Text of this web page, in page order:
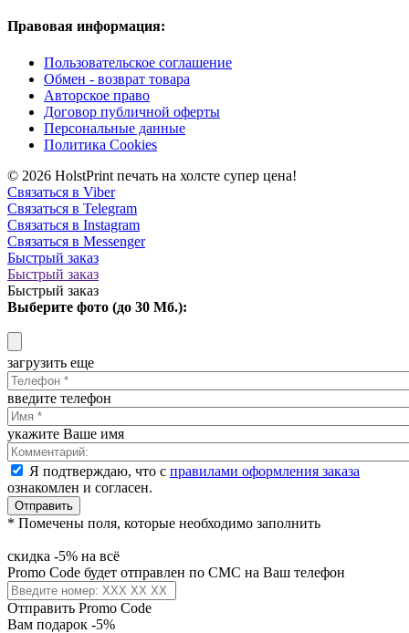
Правовая информация:
Пользовательское соглашение
Обмен - возврат товара
Авторское право
Договор публичной оферты
Персональные данные
Политика Cookies
© 2026 HolstPrint печать на холсте супер цена!
Связаться в Viber
Связаться в Telegram
Связаться в Instagram
Связаться в Messenger
Быстрый заказ
Быстрый заказ
Быстрый заказ
Выберите фото (до 30 Мб.):
загрузить еще
введите телефон
укажите Ваше имя
Я подтверждаю, что с правилами оформления заказа
ознакомлен и согласен.
Отправить
* Помечены поля, которые необходимо заполнить
скидка -5% на всё
Promo Code будет отправлен по СМС на Ваш телефон
Отправить Promo Code
Вам подарок -5%